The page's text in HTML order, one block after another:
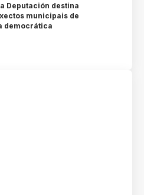
Deputación destina
municipais de
democrática